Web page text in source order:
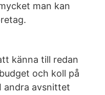
man kan
känna till redan
och koll på
andra avsnittet